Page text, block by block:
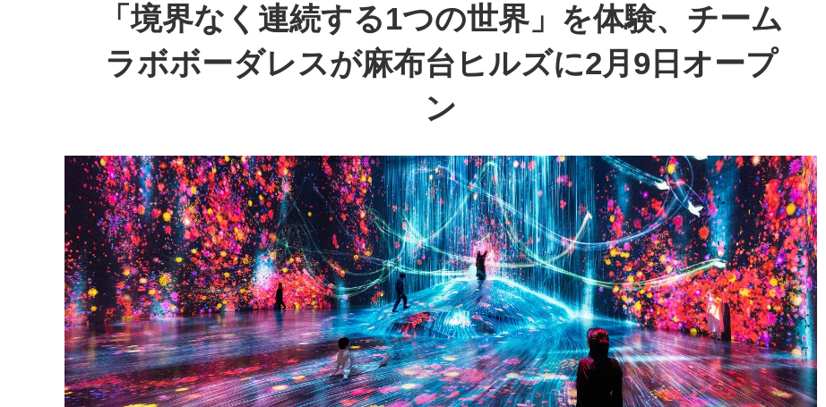
「境界なく連続する1つの世界」を体験、チーム
ラボボーダレスが麻布台ヒルズに2月9日オープ
ン